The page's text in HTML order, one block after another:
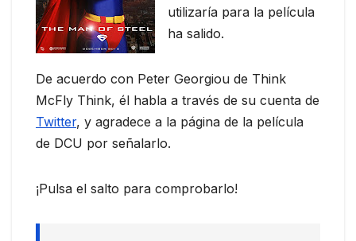
utilizaría para la película
ha salido.
De acuerdo con Peter Georgiou de Think
McFly Think, él habla a través de su cuenta de
Twitter, y agradece a la página de la película
de DCU por señalarlo.
¡Pulsa el salto para comprobarlo!